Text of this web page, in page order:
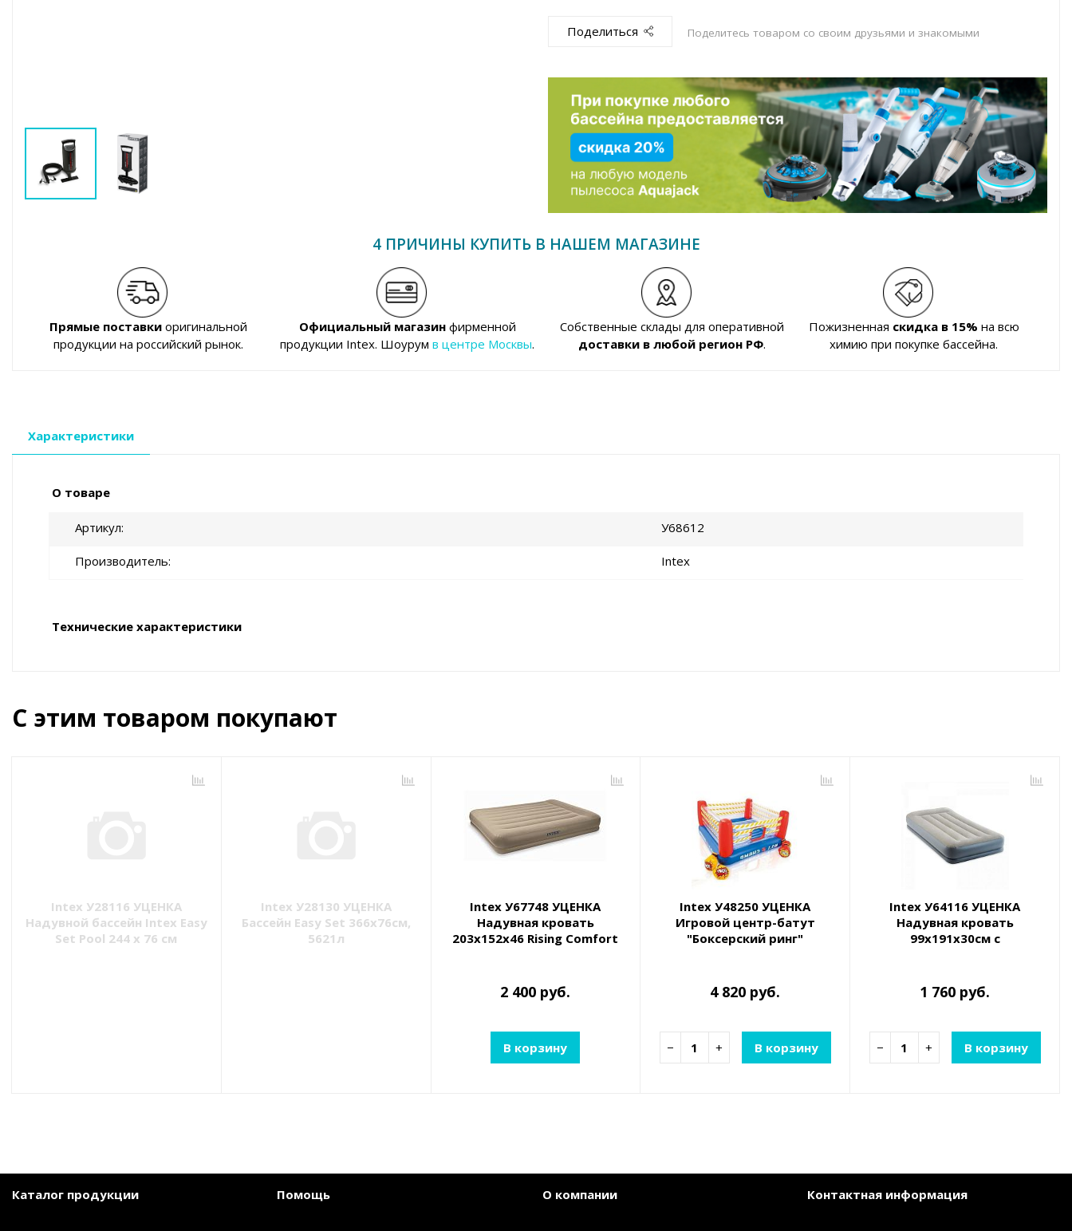
Поделиться Поделитесь товаром со своим друзьями и знакомыми
4 ПРИЧИНЫ КУПИТЬ В НАШЕМ МАГАЗИНЕ
Прямые поставкиоригинальной
продукции на российский рынок.
Официальный магазинфирменной
продукции Intex. Шоурумв центре Москвы.
Собственные склады для оперативной
доставки в любой регион РФ.
Пожизненная скидка в 15% на всю
химию при покупке бассейна.
Характеристики
О товаре
Артикул У68612
Производитель Intex
Технические характеристики
С этим товаром покупают
Intex У28116 УЦЕНКА
Надувной бассейн Intex Easy
Set Pool 244 х 76 см
Intex У28130 УЦЕНКА
Бассейн Easy Set 366х76см,
5621л
Intex У67748 УЦЕНКА
Надувная кровать
203х152х46 Rising Comfort
2 400 руб.
В корзину
Intex У48250 УЦЕНКА
Игровой центр-батут
"Боксерский ринг"
4 820 руб.
− + В корзину
Intex У64116 УЦЕНКА
Надувная кровать
99х191х30см с
1 760 руб.
− + В корзину
Каталог продукции Помощь О компании Контактная информация